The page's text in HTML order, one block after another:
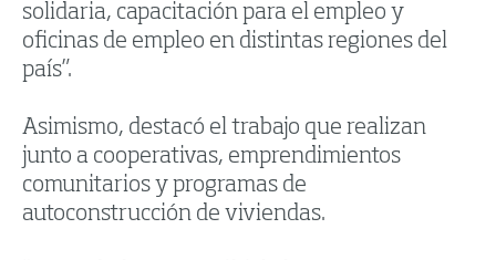
solidaria, capacitación para el empleo y
oficinas de empleo en distintas regiones del
país”.
Asimismo, destacó el trabajo que realizan
junto a cooperativas, emprendimientos
comunitarios y programas de
autoconstrucción de viviendas.